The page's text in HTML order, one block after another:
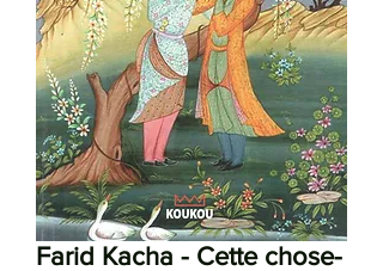
Farid Kacha - Cette chose-